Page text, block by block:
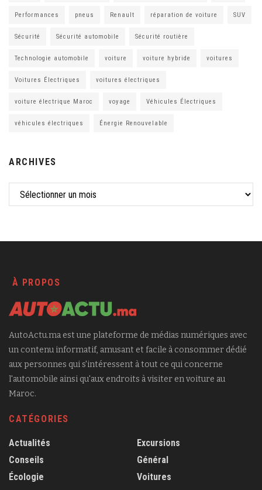
Performances pneus Renault réparation de voiture SUV
Sécurité Sécurité automobile Sécurité routière
Technologie automobile voiture voiture hybride voitures
Voitures Électriques voitures électriques
voiture électrique Maroc voyage Véhicules Électriques
véhicules électriques Énergie Renouvelable
ARCHIVES
À PROPOS
AutoActu.ma est une plateforme de médias numériques avec
un contenu informatif, amusant et facile à consommer dédié
aux personnes qui s'intéressent à tout ce qui concerne
l'automobile ainsi qu'aux endroits à visiter en voiture au
Maroc.
CATÉGORIES
Actualités
Conseils
Écologie
Excursions
Général
Voitures